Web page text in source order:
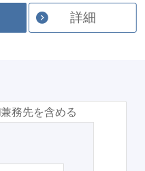
詳細
兼務先を含める